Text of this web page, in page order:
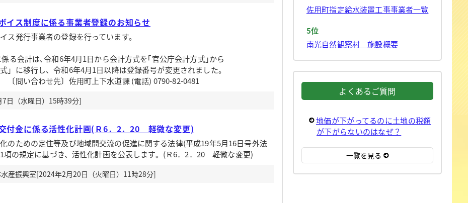
イス制度に係る事業者登録のお知らせ
ス発行事業者の登録を行っています。
る会計は､令和6年4月1日から会計方式を｢官公庁会計方式｣から
」に移行し、令和6年4月1日以降は登録番号が変更されました。
先〕佐用町上下水道課 (電話) 0790-82-0481
日（水曜日）15時39分]
付金に係る活性化計画(Ｒ6．2．20 軽微な変更)
のための定住等及び地域間交流の促進に関する法律(平成19年5月16日号外法
項の規定に基づき、活性化計画を公表します。(Ｒ6．2．20 軽微な変更)
産振興室[2024年2月20日（火曜日）11時28分]
佐用町指定給水装置工事事業者一覧
5位
南光自然観察村 施設概要
よくあるご質問
地価が下がってるのに土地の税額
が下がらないのはなぜ？
一覧を見る